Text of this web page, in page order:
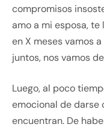
compromisos
amo a mi esposa, te
en X meses vamos
juntos, nos vamos
Luego, al poco
emocional de darse
encuentran. De